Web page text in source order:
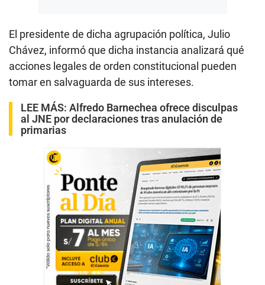
El presidente de dicha agrupación política, Julio
Chávez, informó que dicha instancia analizará qué
acciones legales de orden constitucional pueden
tomar en salvaguarda de sus intereses.
LEE MÁS: Alfredo Barnechea ofrece disculpas
al JNE por declaraciones tras anulación de
primarias